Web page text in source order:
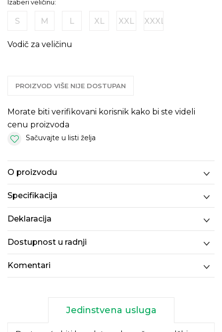
Izaberi veličinu:
S M L XL XXL XXXL
Vodič za veličinu
PROIZVOD VIŠE NIJE DOSTUPAN
Morate biti verifikovani korisnik kako bi ste videli
cenu proizvoda
Sačuvajte u listi želja
O proizvodu
Specifikacija
Deklaracija
Dostupnost u radnji
Komentari
Jedinstvena usluga